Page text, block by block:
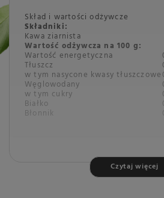
Skład i wartości odżywcze
Składniki:
Kawa ziarnista
Wartość odżywcza na 100 g:
Wartość energetyczna
Tłuszcz
w tym nasycone kwasy tłuszczowe
Węglowodany
w tym cukry
Białko
Błonnik
Przechowywanie
Przechowywać w suchym i
Czytaj więcej